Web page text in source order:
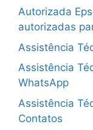
Autorizada
autorizadas
Assistência
Assistência
WhatsApp
Assistência
Contatos